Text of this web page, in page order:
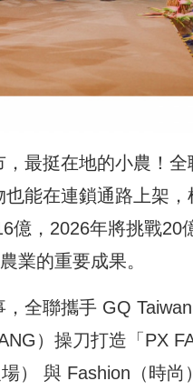
，最挺在地的小農！
能在連鎖通路上架
億，2026年將挑戰20
業的重要成果。
全聯攜手 GQ
）操刀打造「PX
） 與 Fashion（時